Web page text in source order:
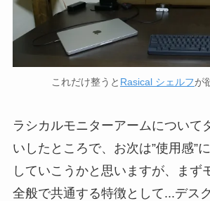
これだけ整うと Rasical シェルフが
ラシカルモニターアームについて
いしたところで、お次は”使用感”
していこうかと思いますが、まず
全般で共通する特徴として...デス